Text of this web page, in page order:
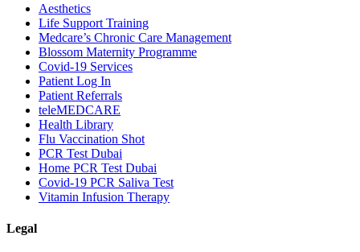
Aesthetics
Life Support Training
Medcare’s Chronic Care Management
Blossom Maternity Programme
Covid-19 Services
Patient Log In
Patient Referrals
teleMEDCARE
Health Library
Flu Vaccination Shot
PCR Test Dubai
Home PCR Test Dubai
Covid-19 PCR Saliva Test
Vitamin Infusion Therapy
Legal